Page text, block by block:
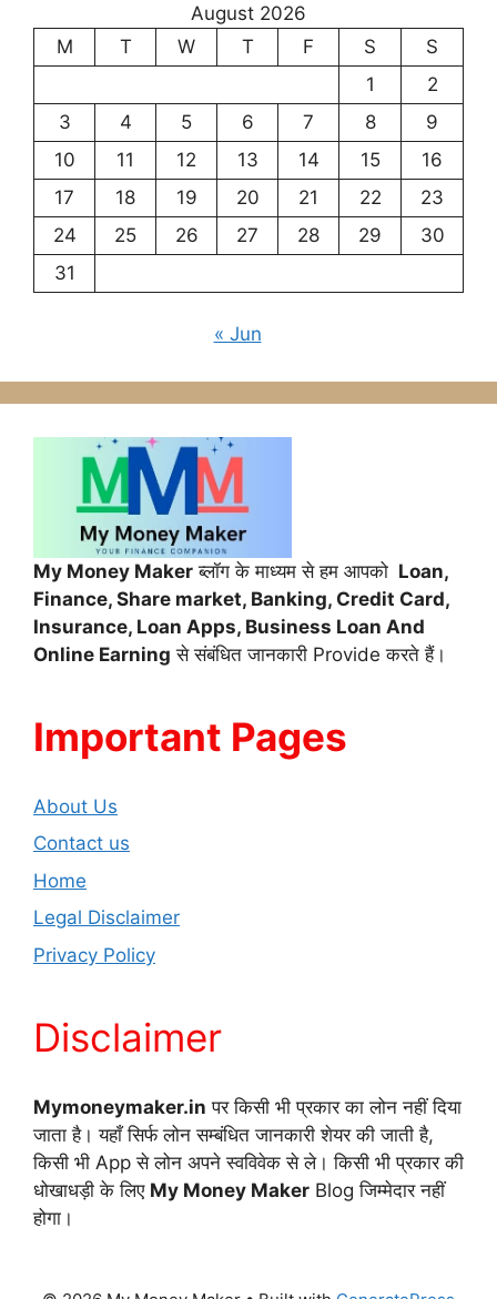
August 2026
M
T W T F S
S
1
2
3
4 5 6 7 8
9
10
11 12 13 14 15
16
17
18 19 20 21 22
23
24
25 26 27 28 29
30
31
« Jun
My Money Maker ब्लॉग के माध्यम से हम आपको Loan,
Finance, Share market, Banking, Credit Card,
Insurance, Loan Apps, Business Loan And
Online Earning से संबंधित जानकारी Provide करते हैं।
Important Pages
About Us
Contact us
Home
Legal Disclaimer
Privacy Policy
Disclaimer
Mymoneymaker.in पर किसी भी प्रकार का लोन नहीं दिया
जाता है। यहाँ सिर्फ लोन सम्बंधित जानकारी शेयर की जाती है,
किसी भी App से लोन अपने स्वविवेक से ले। किसी भी प्रकार की
धोखाधड़ी के लिए My Money Maker Blog जिम्मेदार नहीं
होगा।